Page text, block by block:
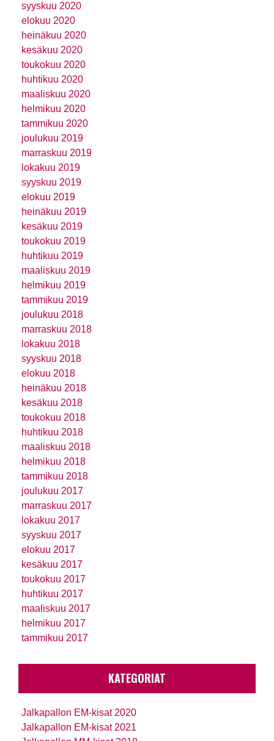
syyskuu 2020
elokuu 2020
heinäkuu 2020
kesäkuu 2020
toukokuu 2020
huhtikuu 2020
maaliskuu 2020
helmikuu 2020
tammikuu 2020
joulukuu 2019
marraskuu 2019
lokakuu 2019
syyskuu 2019
elokuu 2019
heinäkuu 2019
kesäkuu 2019
toukokuu 2019
huhtikuu 2019
maaliskuu 2019
helmikuu 2019
tammikuu 2019
joulukuu 2018
marraskuu 2018
lokakuu 2018
syyskuu 2018
elokuu 2018
heinäkuu 2018
kesäkuu 2018
toukokuu 2018
huhtikuu 2018
maaliskuu 2018
helmikuu 2018
tammikuu 2018
joulukuu 2017
marraskuu 2017
lokakuu 2017
syyskuu 2017
elokuu 2017
kesäkuu 2017
toukokuu 2017
huhtikuu 2017
maaliskuu 2017
helmikuu 2017
tammikuu 2017
KATEGORIAT
Jalkapallon EM-kisat 2020
Jalkapallon EM-kisat 2021